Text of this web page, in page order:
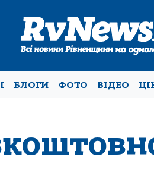
БЛОГИ ФОТО ВІДЕО